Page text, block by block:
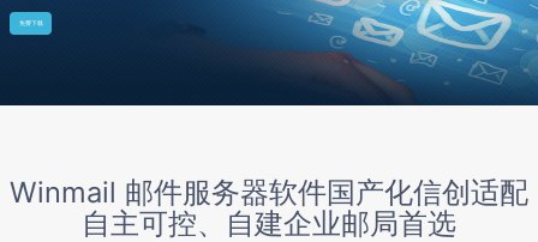
免费下载
Winmail 邮件服务器软件国产化信创适配
自主可控、自建企业邮局首选